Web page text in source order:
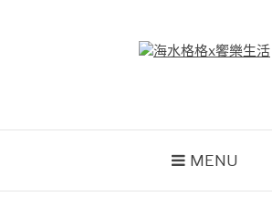
MENU